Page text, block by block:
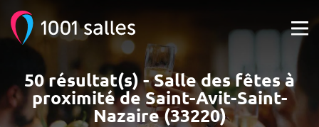
50 résultat(s) - Salle des fêtes à
proximité de Saint-Avit-Saint-
Nazaire (33220)